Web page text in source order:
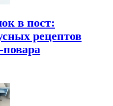
в пост:
рецептов